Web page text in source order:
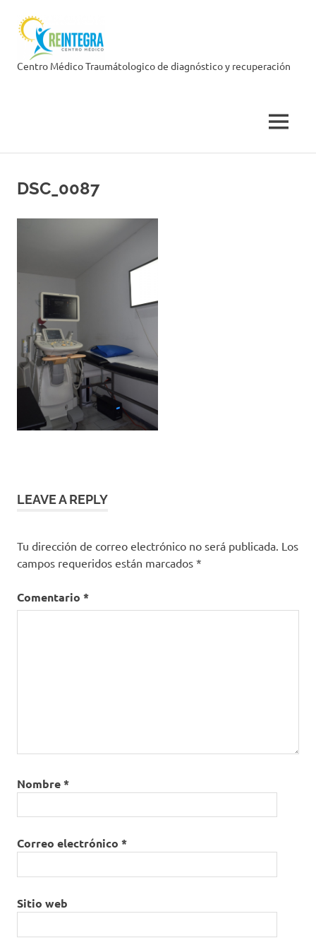
content
Médico
Centro Médico Traumátologico de diagnóstico y recuperación
MENU
DSC_0087
LEAVE A REPLY
Tu dirección de correo electrónico no será publicada. Los
campos requeridos están marcados *
Comentario *
Nombre*
Correo electrónico *
Sitio web